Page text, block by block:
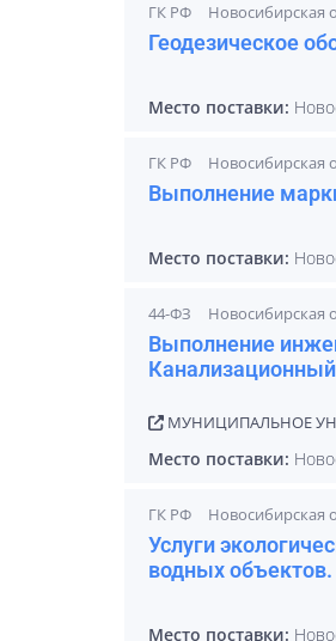
ГК РФ Новосибирская
Геодезическое
Место поставки:
ГК РФ Новосибирская
Выполнение
Место поставки:
44-ФЗ Новосибирская
Выполнение
МУНИЦИПАЛЬНОЕ
Место поставки:
ГК РФ Новосибирская
Услуги
водных объектов.
Место поставки: